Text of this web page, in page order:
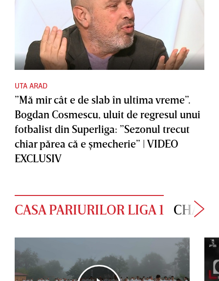
UTA ARAD
”Mă mir cât e de slab în ultima vreme”.
Bogdan Cosmescu, uluit de regresul unui
fotbalist din Superliga: ”Sezonul trecut
chiar părea că e şmecherie” | VIDEO
EXCLUSIV
CASA PARIURILOR LIGA 1